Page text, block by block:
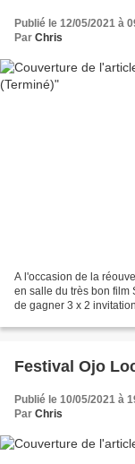
Publié le 12/05/2021 à
Par Chris
A l'occasion de la
en salle du très bon film
de gagner 3 x 2
Festival Ojo
Publié le 10/05/2021 à
Par Chris